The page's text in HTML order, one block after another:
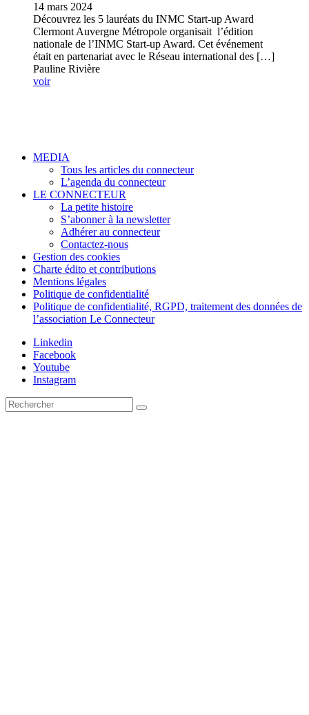
14 mars 2024
Découvrez les 5 lauréats du INMC Start-up Award
Clermont Auvergne Métropole organisait l’édition
nationale de l’INMC Start-up Award. Cet événement
était en partenariat avec le Réseau international des […]
Pauline Rivière
voir
MEDIA
Tous les articles du connecteur
L’agenda du connecteur
LE CONNECTEUR
La petite histoire
S’abonner à la newsletter
Adhérer au connecteur
Contactez-nous
Gestion des cookies
Charte édito et contributions
Mentions légales
Politique de confidentialité
Politique de confidentialité, RGPD, traitement des données de
l’association Le Connecteur
Linkedin
Facebook
Youtube
Instagram